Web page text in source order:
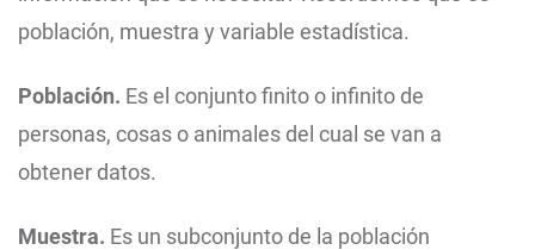
población, muestra y variable estadística.
Población. Es el conjunto finito o infinito de
personas, cosas o animales del cual se van a
obtener datos.
Muestra. Es un subconjunto de la población